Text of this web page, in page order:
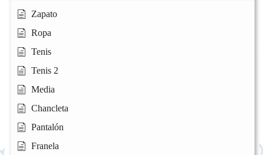
Zapato
Ropa
Tenis
Tenis 2
Media
Chancleta
Pantalón
Franela